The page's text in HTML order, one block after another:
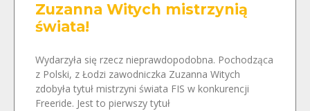
Zuzanna Witych mistrzynią
świata!
Wydarzyła się rzecz nieprawdopodobna. Pochodząca
z Polski, z Łodzi zawodniczka Zuzanna Witych
zdobyła tytuł mistrzyni świata FIS w konkurencji
Freeride. Jest to pierwszy tytuł